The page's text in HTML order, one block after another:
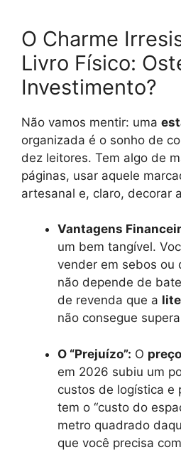
O Charme
Livro Físico:
Investimento?
Não vamos mentir: uma
organizada é o sonho de
dez leitores. Tem algo de
páginas, usar aquele
artesanal e, claro, decorar
Vantagens
um bem tangível.
vender em sebos ou
não depende de
de revenda que a
não consegue
O “Prejuízo”: O
em 2026 subiu um
custos de logística e
tem o “custo do
metro quadrado
que você precisa